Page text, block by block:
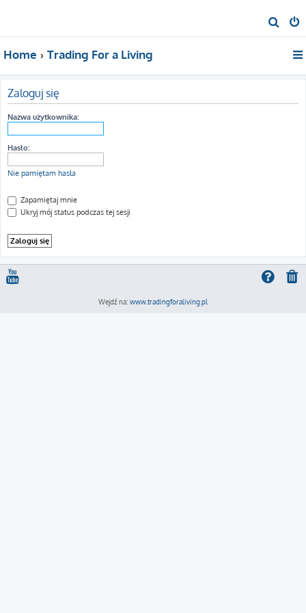
z
j
Home Trading For a Living
Zaloguj się
Nazwa użytkownika:
Hasło:
Nie pamiętam hasła
Zapamiętaj mnie
Ukryj mój status podczas tej sesji
Wejdź na: www.tradingforaliving.pl